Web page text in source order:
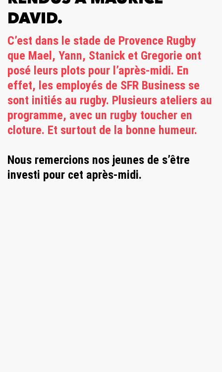
DAVID.
C’est dans le stade de Provence Rugby
que Mael, Yann, Stanick et Gregorie ont
posé leurs plots pour l’après-midi. En
effet, les employés de SFR Business se
sont initiés au rugby. Plusieurs ateliers au
programme, avec un rugby toucher en
cloture. Et surtout de la bonne humeur.
Nous remercions nos jeunes de s’être
investi pour cet après-midi.